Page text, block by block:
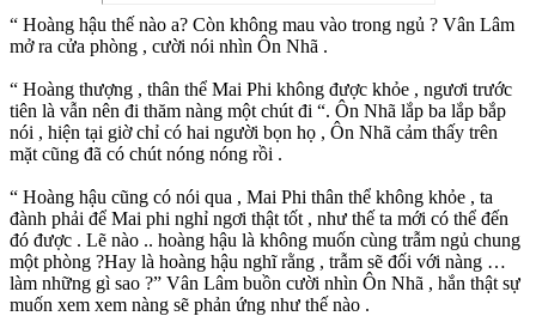
“ Hoàng hậu thế nào a? Còn không mau vào trong ngủ ? Vân Lâm
mở ra cửa phòng , cười nói nhìn Ôn Nhã .
“ Hoàng thượng , thân thể Mai Phi không được khỏe , ngươi trước
tiên là vẫn nên đi thăm nàng một chút đi “. Ôn Nhã lắp ba lắp bắp
nói , hiện tại giờ chỉ có hai người bọn họ , Ôn Nhã cảm thấy trên
mặt cũng đã có chút nóng nóng rồi .
“ Hoàng hậu cũng có nói qua , Mai Phi thân thể không khỏe , ta
đành phải để Mai phi nghỉ ngơi thật tốt , như thế ta mới có thể đến
đó được . Lẽ nào .. hoàng hậu là không muốn cùng trẫm ngủ chung
một phòng ?Hay là hoàng hậu nghĩ rằng , trẫm sẽ đối với nàng …
làm những gì sao ?” Vân Lâm buồn cười nhìn Ôn Nhã , hắn thật sự
muốn xem xem nàng sẽ phản ứng như thế nào .